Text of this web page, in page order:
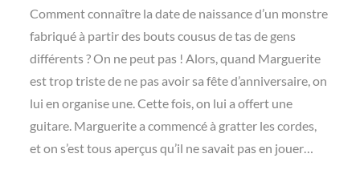
Comment connaître la date de naissance d’un monstre
fabriqué à partir des bouts cousus de tas de gens
différents ? On ne peut pas ! Alors, quand Marguerite
est trop triste de ne pas avoir sa fête d’anniversaire, on
lui en organise une. Cette fois, on lui a offert une
guitare. Marguerite a commencé à gratter les cordes,
et on s’est tous aperçus qu’il ne savait pas en jouer…